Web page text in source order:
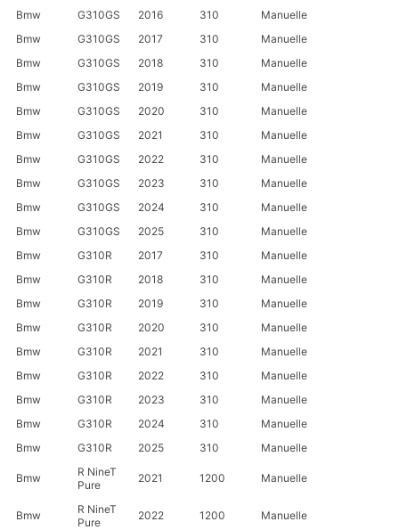
Bmw
G310GS 2016 310
Manuelle
Bmw
G310GS 2017 310
Manuelle
Bmw
G310GS 2018 310
Manuelle
Bmw
G310GS 2019 310
Manuelle
Bmw
G310GS 2020 310
Manuelle
Bmw
G310GS 2021 310
Manuelle
Bmw
G310GS 2022 310
Manuelle
Bmw
G310GS 2023 310
Manuelle
Bmw
G310GS 2024 310
Manuelle
Bmw
G310GS 2025 310
Manuelle
Bmw
G310R 2017 310
Manuelle
Bmw
G310R 2018 310
Manuelle
Bmw
G310R 2019 310
Manuelle
Bmw
G310R 2020 310
Manuelle
Bmw
G310R 2021 310
Manuelle
Bmw
G310R 2022 310
Manuelle
Bmw
G310R 2023 310
Manuelle
Bmw
G310R 2024 310
Manuelle
Bmw
G310R 2025 310 Manuelle
Bmw
R NineT
Pure
2021 1200 Manuelle
Bmw
R NineT
Pure
2022 1200 Manuelle